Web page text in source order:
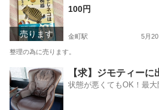
売ります
100円
金町駅 5月20
整理の為に売ります。
東京 葛飾区 金町駅 本/CD/DVD
【求】ジモティー
状態が悪くてもOK！最